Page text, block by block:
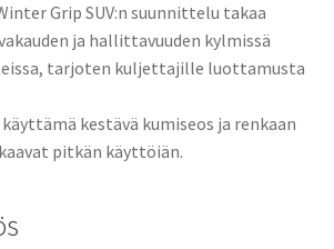
Grip SUV:n suunnittelu takaa
ja hallittavuuden kylmissä
tarjoten kuljettajille luottamusta
kestävä kumiseos ja renkaan
pitkän käyttöiän.